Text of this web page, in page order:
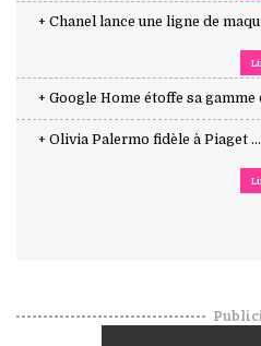
+ Chanel lance une ligne de
+ Google Home étoffe sa gamme
+ Olivia Palermo fidèle à Piaget ...